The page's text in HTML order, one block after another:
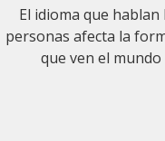
El idioma que hablan
personas afecta la
que ven el mundo